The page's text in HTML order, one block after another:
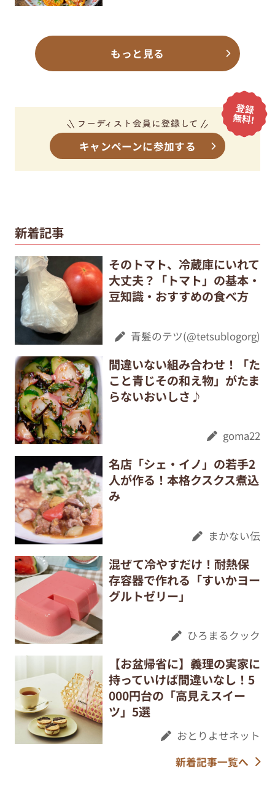
もっと見る
キャンペーンに参加する
新着記事
そのトマト、冷蔵庫にいれて
大丈夫？「トマト」の基本・
豆知識・おすすめの食べ方
青髪のテツ(@tetsublogorg)
間違いない組み合わせ！「た
こと青じその和え物」がたま
らないおいしさ♪
goma22
名店「シェ・イノ」の若手2
人が作る！本格クスクス煮込
み
まかない伝
混ぜて冷やすだけ！耐熱保
存容器で作れる「すいかヨー
グルトゼリー」
ひろまるクック
【お盆帰省に】義理の実家に
持っていけば間違いなし！5
000円台の「高見えスイー
ツ」5選
おとりよせネット
新着記事一覧へ